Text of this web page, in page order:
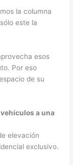
la columna
este la
esos
Por eso
de su
a una
elevación
exclusivo.